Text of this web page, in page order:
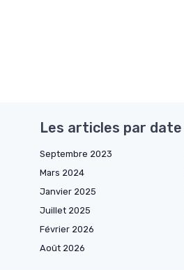
Les articles par date
Septembre 2023
Mars 2024
Janvier 2025
Juillet 2025
Février 2026
Août 2026